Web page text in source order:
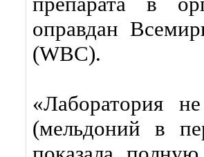
оправдан
(WBC).
«Лаборатория
(мельдоний в